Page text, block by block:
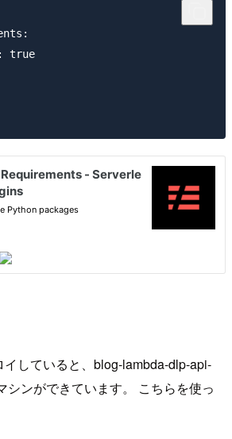
true
していると、blog-lambda-dlp-api-
シンができています。 こちらを使っ